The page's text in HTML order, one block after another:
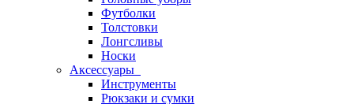
Футболки
Толстовки
Лонгсливы
Носки
Аксессуары
Инструменты
Рюкзаки и сумки